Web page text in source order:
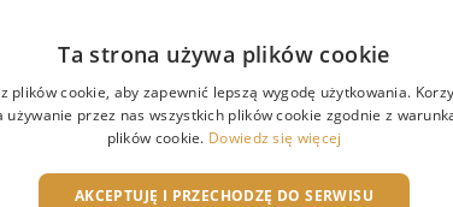
W CZYM MOŻEMY CI POMÓC?
Ta strona używa plików cookie
plików cookie, aby zapewnić lepszą wygodę użytkowania.
używanie przez nas wszystkich plików cookie zgodnie z
plików cookie. Dowiedz się więcej
AKCEPTUJĘ I PRZECHODZĘ DO SERWISU